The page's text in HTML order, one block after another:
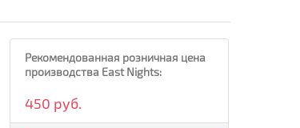
Рекомендованная розничная цена
производства East Nights:
450 руб.